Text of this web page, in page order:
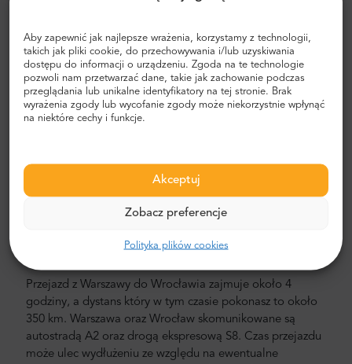
Aby zapewnić jak najlepsze wrażenia, korzystamy z technologii,
takich jak pliki cookie, do przechowywania i/lub uzyskiwania
dostępu do informacji o urządzeniu. Zgoda na te technologie
pozwoli nam przetwarzać dane, takie jak zachowanie podczas
przeglądania lub unikalne identyfikatory na tej stronie. Brak
wyrażenia zgody lub wycofanie zgody może niekorzystnie wpłynąć
na niektóre cechy i funkcje.
Akceptuj
Zobacz preferencje
Polityka plików cookies
Nasza cena jest niższa, niż taksówki lotniskowej. Cena jest
stała, bez ukrytych kosztów. Nie musisz płacić gotówką.
Możesz z góry zapłacić za pośrednictwem PayPal lub
karty kredytowej. Jeśli nadal nie jesteś pewny która opcja
jest dla Ciebie najbardziej odpowiednia, proszę weź pod
uwagę że tylko prywatne transfery posiadają stałą cenę
Twojego hotelu, Twoja opłata się nie zmieni, jeżeli
planujesz podróż. Jeśli to możliwe, zawieziemy Cię
Transfer międzymiastowy Warszawa - Wrocław
Przejazd z Warszawy do Wrocławia zajmuje około 4
godziny, a dystans który w tym czasie pokonasz to około
350 km. Warszawa oraz Wrocław skomunikowane są
autostradą A2 oraz drogą ekspresową S8. Czas przejazdu
może ulec wydłużeniu ze względu na ewentualne